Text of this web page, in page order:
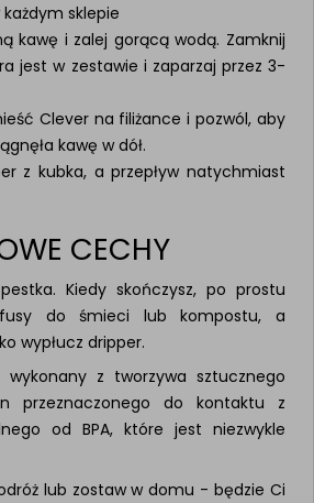
sklepie
kawę i zalej gorącą wodą. Zamknij
jest w zestawie i zaparzaj przez 3-
Clever na filiżance i pozwól, aby
kawę w dół.
z kubka, a przepływ natychmiast
CECHY
Kiedy skończysz, po prostu
do śmieci lub kompostu, a
wypłucz dripper.
wykonany z tworzywa sztucznego
przeznaczonego do kontaktu z
od BPA, które jest niezwykle
lub zostaw w domu - będzie Ci